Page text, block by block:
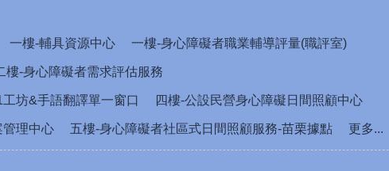
一樓-輔具資源中心 一樓-身心障礙者職業輔導評量(職評室)
樓-身心障礙者需求評估服務
坊&手語翻譯單一窗口 四樓-公設民營身心障礙日間照顧中心
管理中心 五樓-身心障礙者社區式日間照顧服務-苗栗據點 更多...